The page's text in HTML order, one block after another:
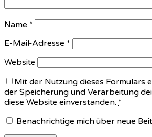
Name *
E-Mail-Adresse *
Website
Mit der Nutzung dieses Formulars
der Speicherung und Verarbeitung
diese Website einverstanden. *
Benachrichtige mich über neue